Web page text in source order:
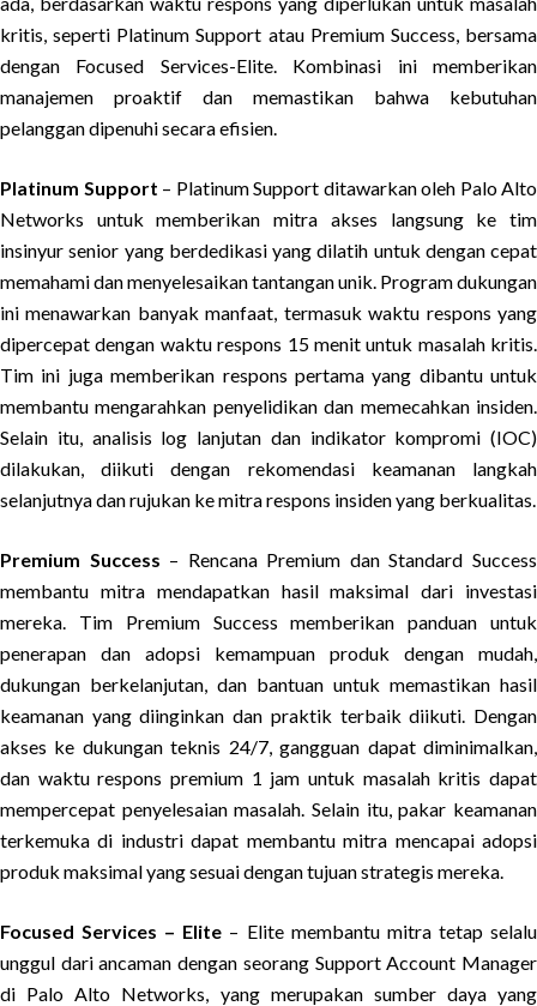
kritis, seperti Platinum Support atau Premium Success, bersama
dengan Focused Services-Elite. Kombinasi ini memberikan
manajemen proaktif dan memastikan bahwa kebutuhan
pelanggan dipenuhi secara efisien.
Platinum Support – Platinum Support ditawarkan oleh Palo Alto
Networks untuk memberikan mitra akses langsung ke tim
insinyur senior yang berdedikasi yang dilatih untuk dengan cepat
memahami dan menyelesaikan tantangan unik. Program dukungan
ini menawarkan banyak manfaat, termasuk waktu respons yang
dipercepat dengan waktu respons 15 menit untuk masalah kritis.
Tim ini juga memberikan respons pertama yang dibantu untuk
membantu mengarahkan penyelidikan dan memecahkan insiden.
Selain itu, analisis log lanjutan dan indikator kompromi (IOC)
dilakukan, diikuti dengan rekomendasi keamanan langkah
selanjutnya dan rujukan ke mitra respons insiden yang berkualitas.
Premium Success – Rencana Premium dan Standard Success
membantu mitra mendapatkan hasil maksimal dari investasi
mereka. Tim Premium Success memberikan panduan untuk
penerapan dan adopsi kemampuan produk dengan mudah,
dukungan berkelanjutan, dan bantuan untuk memastikan hasil
keamanan yang diinginkan dan praktik terbaik diikuti. Dengan
akses ke dukungan teknis 24/7, gangguan dapat diminimalkan,
dan waktu respons premium 1 jam untuk masalah kritis dapat
mempercepat penyelesaian masalah. Selain itu, pakar keamanan
terkemuka di industri dapat membantu mitra mencapai adopsi
produk maksimal yang sesuai dengan tujuan strategis mereka.
Focused Services – Elite – Elite membantu mitra tetap selalu
unggul dari ancaman dengan seorang Support Account Manager
di Palo Alto Networks, yang merupakan sumber daya yang